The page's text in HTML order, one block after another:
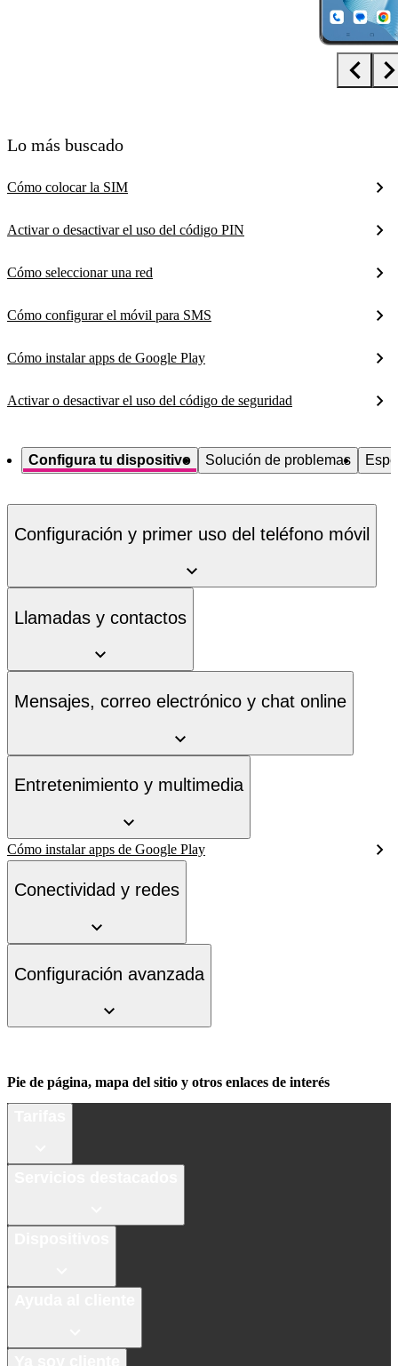
Lo más buscado
Cómo colocar la SIM
Activar o desactivar el uso del código PIN
Cómo seleccionar una red
Cómo configurar el móvil para SMS
Cómo instalar apps de Google Play
Activar o desactivar el uso del código de seguridad
Configura tu dispositivo Solución de problemas
Configuración y primer uso del teléfono móvil
Llamadas y contactos
Mensajes, correo electrónico y chat online
Entretenimiento y multimedia
Cómo instalar apps de Google Play
Conectividad y redes
Configuración avanzada
Pie de página, mapa del sitio y otros enlaces de interés